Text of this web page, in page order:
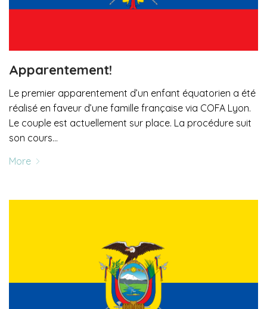
Apparentement!
Le premier apparentement d’un enfant équatorien a été
réalisé en faveur d’une famille française via COFA Lyon.
Le couple est actuellement sur place. La procédure suit
son cours…
More